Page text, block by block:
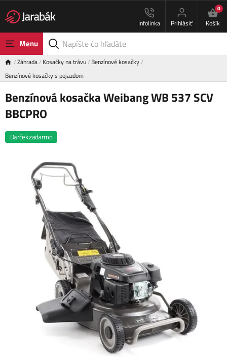
Infolinka Prihlásiť
0
Košík
Menu
Záhrada Kosačky na trávu Benzínové kosačky
Benzínové kosačky s pojazdom
Benzínová kosačka Weibang WB 537 SCV
BBCPRO
Darček zadarmo